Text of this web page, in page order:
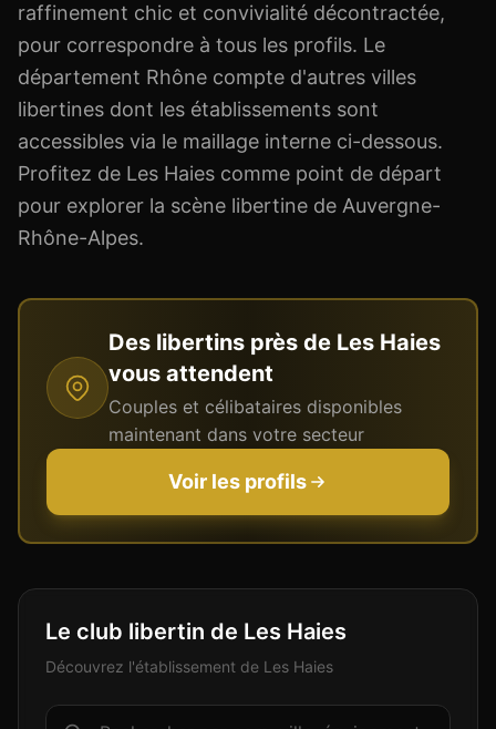
raffinement chic et convivialité décontractée,
pour correspondre à tous les profils. Le
département Rhône compte d'autres villes
libertines dont les établissements sont
accessibles via le maillage interne ci-dessous.
Profitez de Les Haies comme point de départ
pour explorer la scène libertine de Auvergne-
Rhône-Alpes.
Des libertins près de Les Haies
vous attendent
Couples et célibataires disponibles
maintenant dans votre secteur
Voir les profils
Le club libertin de Les Haies
Découvrez l'établissement de Les Haies